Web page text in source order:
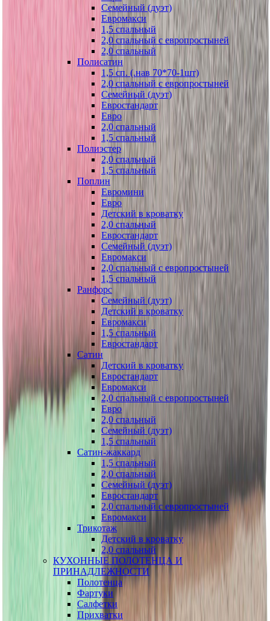
Семейный (дуэт)
Евромакси
1,5 спальный
2,0 спальный с европростыней
2,0 спальный
Полисатин
1,5 сп. (.нав 70*70-1шт)
2,0 спальный с европростыней
Семейный (дуэт)
Евростандарт
Евро
2,0 спальный
1,5 спальный
Полиэстер
2,0 спальный
1,5 спальный
Поплин
Евромини
Евро
Детский в кроватку
2,0 спальный
Евростандарт
Семейный (дуэт)
Евромакси
2,0 спальный с европростыней
1,5 спальный
Ранфорс
Семейный (дуэт)
Детский в кроватку
Евромакси
1,5 спальный
Евростандарт
Сатин
Детский в кроватку
Евростандарт
Евромакси
2,0 спальный с европростыней
Евро
2,0 спальный
Семейный (дуэт)
1,5 спальный
Сатин-жаккард
1,5 спальный
2,0 спальный
Семейный (дуэт)
Евростандарт
2,0 спальный с европростыней
Евромакси
Трикотаж
Детский в кроватку
2,0 спальный
КУХОННЫЕ ПОЛОТЕНЦА И
ПРИНАДЛЕЖНОСТИ
Полотенца
Фартуки
Салфетки
Прихватки